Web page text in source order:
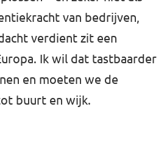
van bedrijven,
verdient zit een
Ik wil dat tastbaarder
en moeten we de
buurt en wijk.